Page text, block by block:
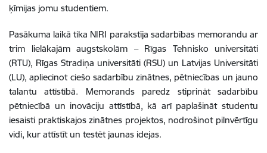
ķīmijas jomu studentiem.
Pasākuma laikā tika NIRI parakstīja sadarbības memorandu ar
trim lielākajām augstskolām – Rīgas Tehnisko universitāti
(RTU), Rīgas Stradiņa universitāti (RSU) un Latvijas Universitāti
(LU), apliecinot ciešo sadarbību zinātnes, pētniecības un jauno
talantu attīstībā. Memorands paredz stiprināt sadarbību
pētniecībā un inovāciju attīstībā, kā arī paplašināt studentu
iesaisti praktiskajos zinātnes projektos, nodrošinot pilnvērtīgu
vidi, kur attīstīt un testēt jaunas idejas.